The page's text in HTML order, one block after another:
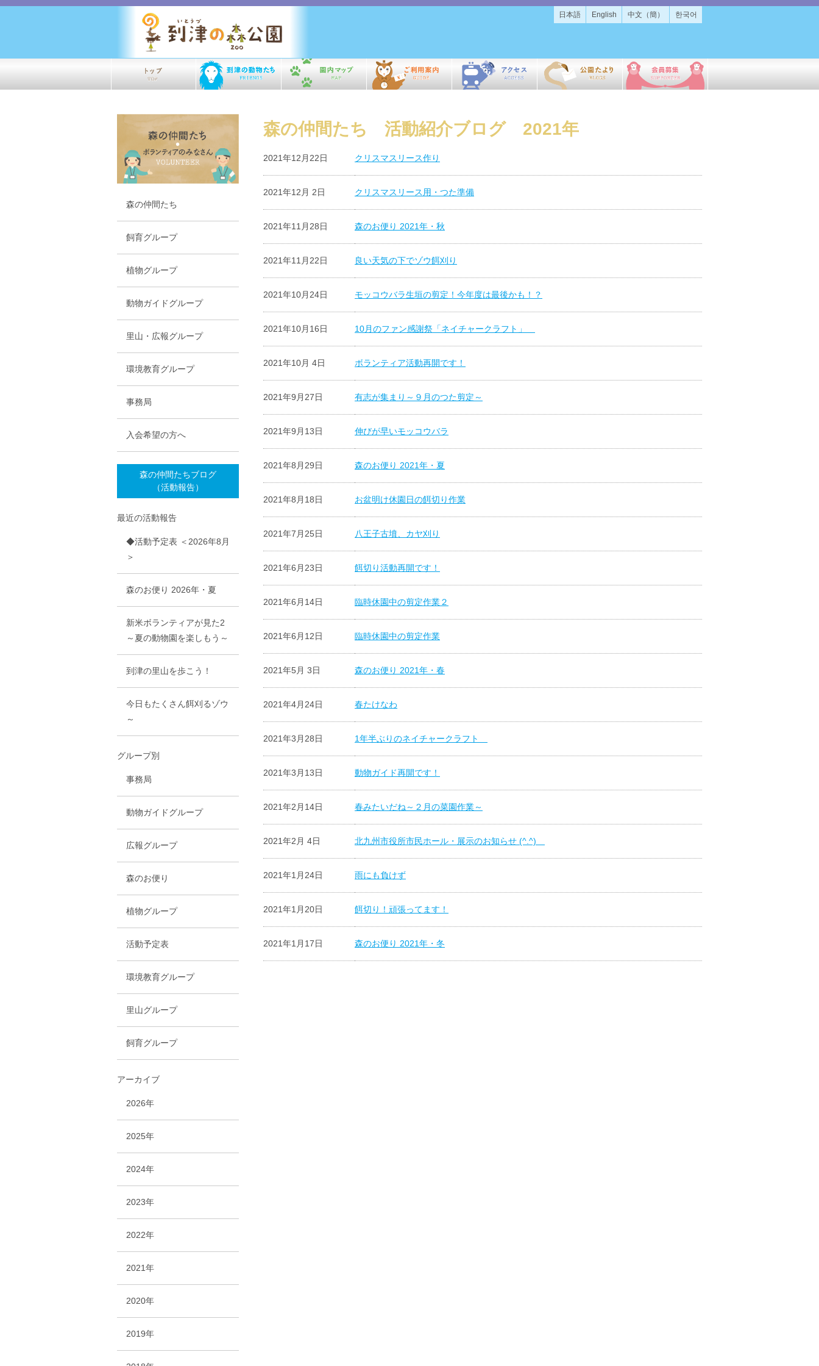
日本語 English 中文（簡） 한국어
森の仲間たち 活動紹介ブログ 2021年
2021年12月22日 クリスマスリース作り
2021年12月 2日 クリスマスリース用・つた準備
2021年11月28日 森のお便り 2021年・秋
2021年11月22日 良い天気の下でゾウ餌刈り
2021年10月24日 モッコウバラ生垣の剪定！今年度は最後かも！？
2021年10月16日 10月のファン感謝祭「ネイチャークラフト」
2021年10月 4日 ボランティア活動再開です！
2021年9月27日 有志が集まり～９月のつた剪定～
2021年9月13日 伸びが早いモッコウバラ
2021年8月29日 森のお便り 2021年・夏
2021年8月18日 お盆明け休園日の餌切り作業
2021年7月25日 八王子古墳、カヤ刈り
2021年6月23日 餌切り活動再開です！
2021年6月14日 臨時休園中の剪定作業２
2021年6月12日 臨時休園中の剪定作業
2021年5月 3日 森のお便り 2021年・春
2021年4月24日 春たけなわ
2021年3月28日 1年半ぶりのネイチャークラフト
2021年3月13日 動物ガイド再開です！
2021年2月14日 春みたいだね～２月の菜園作業～
2021年2月 4日 北九州市役所市民ホール・展示のお知らせ (^.^)
2021年1月24日 雨にも負けず
2021年1月20日 餌切り！頑張ってます！
2021年1月17日 森のお便り 2021年・冬
森の仲間たち
飼育グループ
植物グループ
動物ガイドグループ
里山・広報グループ
環境教育グループ
事務局
入会希望の方へ
森の仲間たちブログ
（活動報告）
最近の活動報告
◆活動予定表 ＜2026年8月
＞
森のお便り 2026年・夏
新米ボランティアが見た2
～夏の動物園を楽しもう～
到津の里山を歩こう！
今日もたくさん餌刈るゾウ
～
グループ別
事務局
動物ガイドグループ
広報グループ
森のお便り
植物グループ
活動予定表
環境教育グループ
里山グループ
飼育グループ
アーカイブ
2026年
2025年
2024年
2023年
2022年
2021年
2020年
2019年